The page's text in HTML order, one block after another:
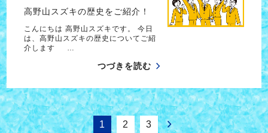
高野山スズキの歴史をご紹介！
こんにちは 高野山スズキです。 今日
は、高野山スズキの歴史についてご紹
介します …
つづきを読む
1 2 3